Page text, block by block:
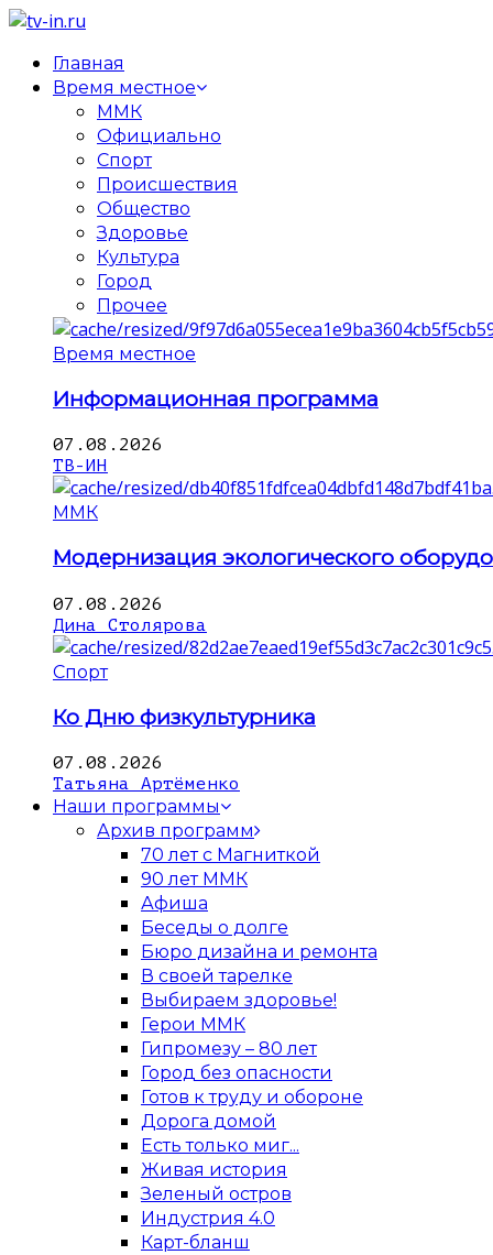
Главная
Время местное
ММК
Официально
Спорт
Происшествия
Общество
Здоровье
Культура
Город
Прочее
Время местное
Информационная программа
07.08.2026
ТВ-ИН
ММК
Модернизация экологического
07.08.2026
Дина Столярова
Спорт
Ко Дню физкультурника
07.08.2026
Татьяна Артёменко
Наши программы
Архив программ
70 лет с Магниткой
90 лет ММК
Афиша
Беседы о долге
Бюро дизайна и ремонта
В своей тарелке
Выбираем здоровье!
Герои ММК
Гипромезу – 80 лет
Город без опасности
Готов к труду и обороне
Дорога домой
Есть только миг...
Живая история
Зеленый остров
Индустрия 4.0
Карт-бланш